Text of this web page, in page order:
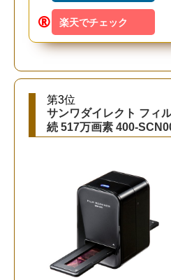
楽天でチェック
第3位
サンワダイレクト フィ
続 517万画素 400-